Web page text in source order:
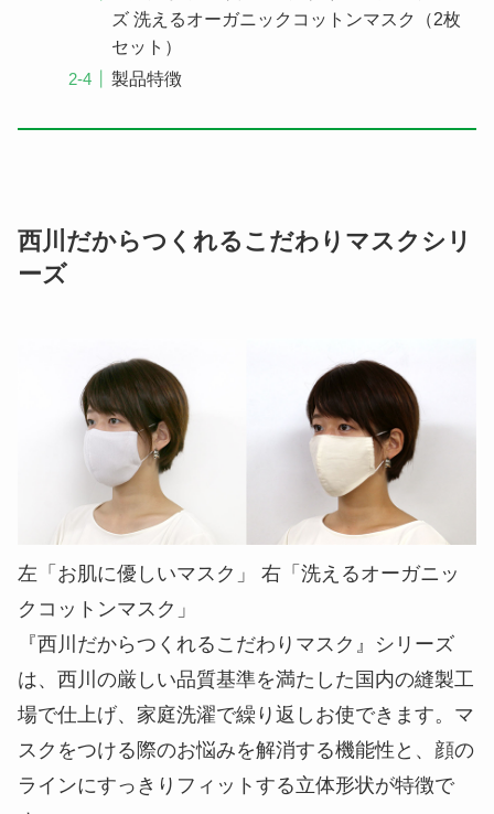
ズ 洗えるオーガニックコットンマスク（2枚
セット）
製品特徴
西川だからつくれるこだわりマスクシリ
ーズ
左「お肌に優しいマスク」 右「洗えるオーガニッ
クコットンマスク」
『西川だからつくれるこだわりマスク』シリーズ
は、西川の厳しい品質基準を満たした国内の縫製工
場で仕上げ、家庭洗濯で繰り返しお使できます。マ
スクをつける際のお悩みを解消する機能性と、顔の
ラインにすっきりフィットする立体形状が特徴で